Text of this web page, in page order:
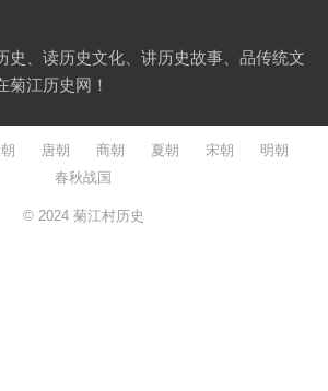
史、读历史文化、讲历史故事、品传统文
菊江历史网！
唐朝 商朝 夏朝 宋朝
明朝
春秋战国
© 2024 菊江村历史